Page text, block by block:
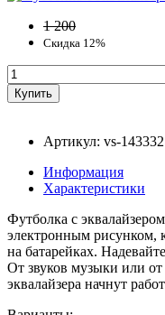
1 200
Скидка 12%
Артикул: vs-143332
Информация
Характеристики
Футболка с
электронным рисунком,
на батарейках.
От звуков музыки или
эквалайзера начнут